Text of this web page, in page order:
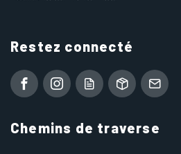
Restez connecté
Chemins de traverse